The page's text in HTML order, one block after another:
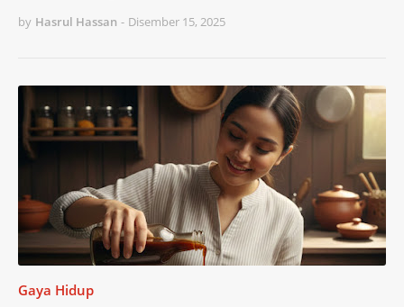
by Hasrul Hassan - Disember 15, 2025
Gaya Hidup